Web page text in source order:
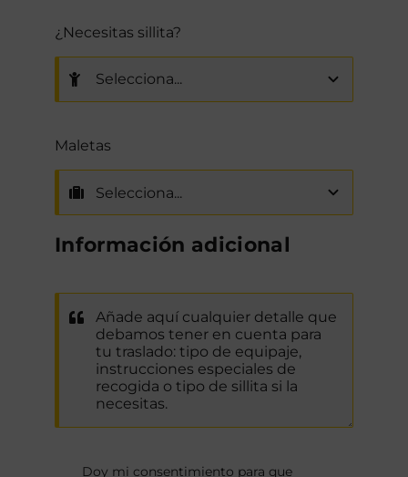
¿Necesitas sillita?
Maletas
Información adicional
Doy mi consentimiento para que